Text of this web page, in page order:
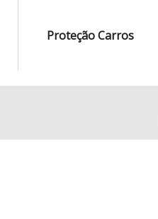
Proteção Carros